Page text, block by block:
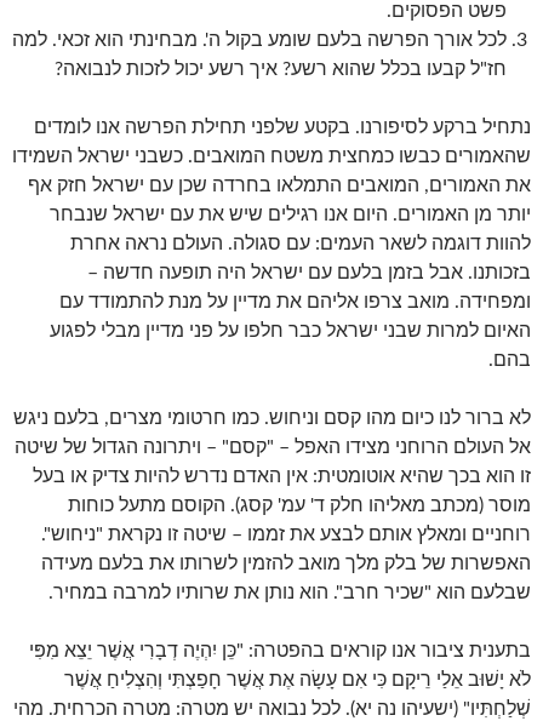
פשט הפסוקים.
לכל אורך הפרשה בלעם שומע בקול ה'. מבחינתי הוא זכאי. למה
חז"ל קבעו בכלל שהוא רשע? איך רשע יכול לזכות לנבואה?
נתחיל ברקע לסיפורנו. בקטע שלפני תחילת הפרשה אנו לומדים
שהאמורים כבשו כמחצית משטח המואבים. כשבני ישראל השמידו
את האמורים, המואבים התמלאו בחרדה שכן עם ישראל חזק אף
יותר מן האמורים. היום אנו רגילים שיש את עם ישראל שנבחר
להוות דוגמה לשאר העמים: עם סגולה. העולם נראה אחרת
בזכותנו. אבל בזמן בלעם עם ישראל היה תופעה חדשה –
ומפחידה. מואב צרפו אליהם את מדיין על מנת להתמודד עם
האיום למרות שבני ישראל כבר חלפו על פני מדיין מבלי לפגוע
בהם.
לא ברור לנו כיום מהו קסם וניחוש. כמו חרטומי מצרים, בלעם ניגש
אל העולם הרוחני מצידו האפל – "קסם" – ויתרונה הגדול של שיטה
זו הוא בכך שהיא אוטומטית: אין האדם נדרש להיות צדיק או בעל
מוסר (מכתב מאליהו חלק ד' עמ' קסג). הקוסם מתעל כוחות
רוחניים ומאלץ אותם לבצע את זממו – שיטה זו נקראת "ניחוש".
האפשרות של בלק מלך מואב להזמין לשרותו את בלעם מעידה
שבלעם הוא "שכיר חרב". הוא נותן את שרותיו למרבה במחיר.
בתענית ציבור אנו קוראים בהפטרה: "כֵּן יִהְיֶה דְבָרִי אֲשֶׁר יֵצֵא מִפִּי
לֹא יָשׁוּב אֵלַי רֵיקָם כִּי אִם עָשָׂה אֶת אֲשֶׁר חָפַצְתִּי וְהִצְלִיחַ אֲשֶׁר
שְׁלַחְתִּיו" (ישעיהו נה יא). לכל נבואה יש מטרה: מטרה הכרחית. מהי